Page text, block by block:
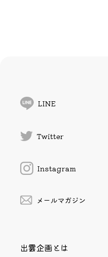
LINE
Twitter
Instagram
メールマガジン
出雲企画とは